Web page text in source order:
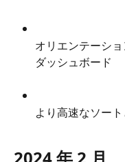
オリエンテーシ
ダッシュボード
より高速なソー
2024 年 2 月